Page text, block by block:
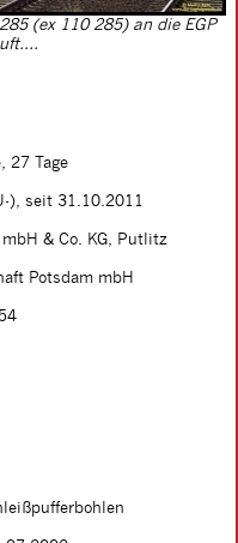
(ex 110 285) an die EGP
27 Tage
), seit 31.10.2011
& Co. KG, Putlitz
Potsdam mbH